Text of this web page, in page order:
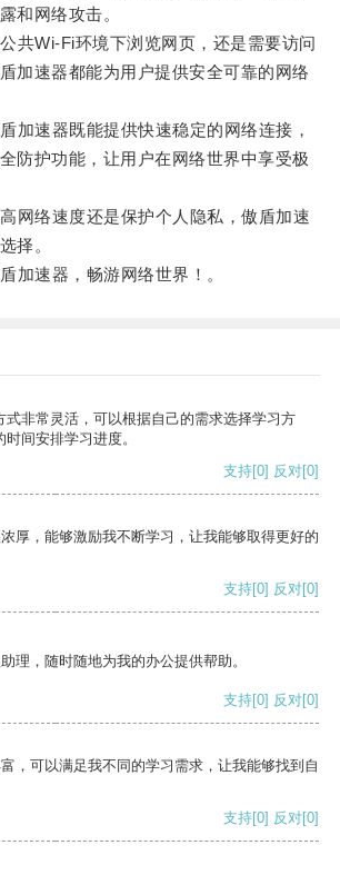
和网络攻击。
Wi-Fi环境下浏览网页，还是需要访问
加速器都能为用户提供安全可靠的网络
速器既能提供快速稳定的网络连接，
防护功能，让用户在网络世界中享受极
络速度还是保护个人隐私，傲盾加速
择。
速器，畅游网络世界！。
式非常灵活，可以根据自己的需求选择学习方
间安排学习进度。
支持[0] 反对[0]
厚，能够激励我不断学习，让我能够取得更好的
支持[0] 反对[0]
理，随时随地为我的办公提供帮助。
支持[0] 反对[0]
，可以满足我不同的学习需求，让我能够找到自
支持[0] 反对[0]